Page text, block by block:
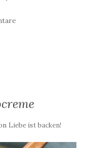
Liebe ist backen!